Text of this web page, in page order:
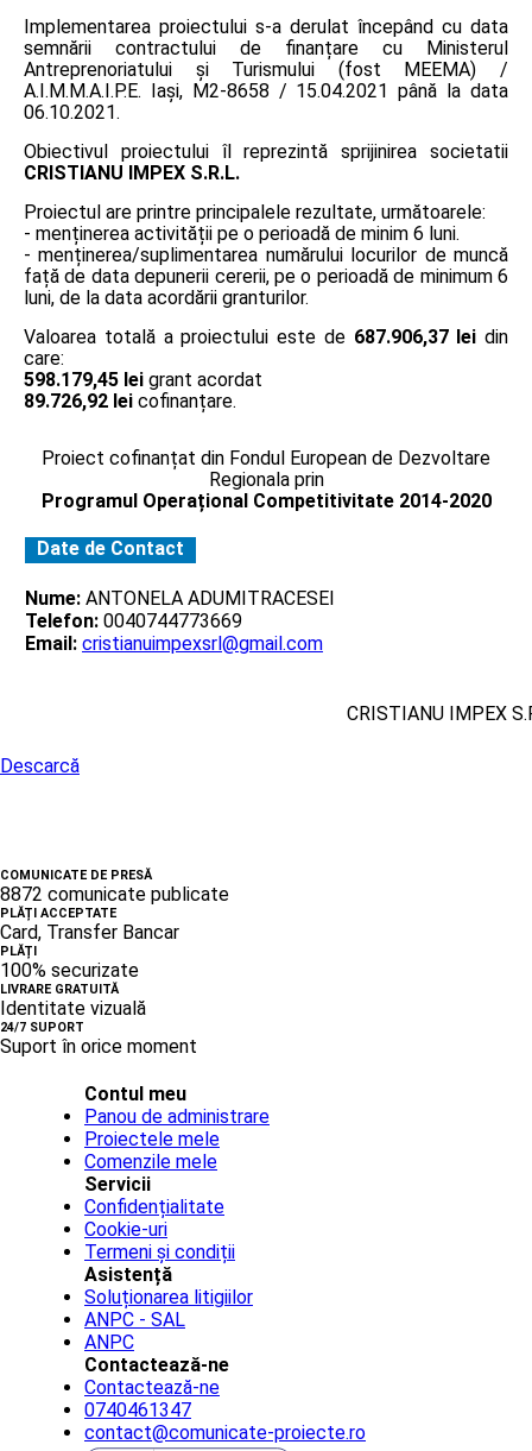
Implementarea proiectului s-a derulat începând cu data
semnării contractului de finanțare cu Ministerul
Antreprenoriatului și Turismului (fost MEEMA) /
A.I.M.M.A.I.P.E. Iaşi, M2-8658 / 15.04.2021 până la data
06.10.2021.
Obiectivul proiectului îl reprezintă sprijinirea societatii
CRISTIANU IMPEX S.R.L.
Proiectul are printre principalele rezultate, următoarele:
- menținerea activității pe o perioadă de minim 6 luni.
- menținerea/suplimentarea numărului locurilor de muncă
față de data depunerii cererii, pe o perioadă de minimum 6
luni, de la data acordării granturilor.
Valoarea totală a proiectului este de 687.906,37 lei din
care:
598.179,45 lei grant acordat
89.726,92 lei cofinanțare.
Proiect cofinanțat din Fondul European de Dezvoltare
Regionala prin
Programul Operațional Competitivitate 2014-2020
Date de Contact
Nume: ANTONELA ADUMITRACESEI
Telefon: 0040744773669
Email: cristianuimpexsrl@gmail.com
CRISTIANU IMPEX
Descarcă
COMUNICATE DE PRESĂ
8872 comunicate publicate
PLĂȚI ACCEPTATE
Card, Transfer Bancar
PLĂȚI
100% securizate
LIVRARE GRATUITĂ
Identitate vizuală
24/7 SUPORT
Suport în orice moment
Contul meu
Panou de administrare
Proiectele mele
Comenzile mele
Servicii
Confidențialitate
Cookie-uri
Termeni și condiții
Asistență
Soluționarea litigiilor
ANPC - SAL
ANPC
Contactează-ne
Contactează-ne
0740461347
contact@comunicate-proiecte.ro